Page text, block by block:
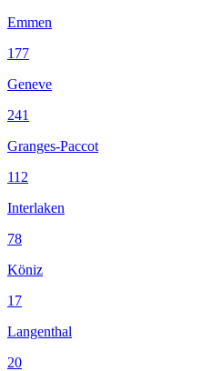
Emmen
177
Geneve
241
Granges-Paccot
112
Interlaken
78
Köniz
17
Langenthal
20